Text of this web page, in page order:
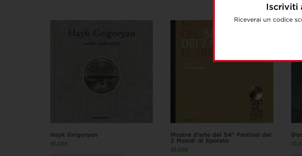
Iscriviti
Riceverai un codice
Hayk Grigoryan
45,00€
Mostre d’arte del 54° Festival dei
2 Mondi di Spoleto
35,00€